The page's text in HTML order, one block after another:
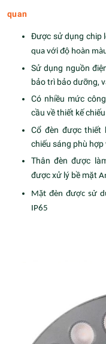
quan
Được sử dụng chip
qua với độ hoàn
Sử dụng nguồn
bảo trì bảo dưỡng,
Có nhiều mức
cầu về thiết kế
Cổ đèn được thiết
chiếu sáng phù
Thân đèn được
được xử lý bề mặt
Mặt đèn được sử
IP65